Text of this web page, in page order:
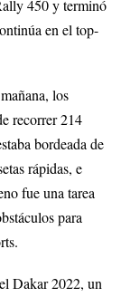
450 y terminó
en el top-
los
recorrer 214
bordeada de
rápidas, e
fue una tarea
para
Dakar 2022, un